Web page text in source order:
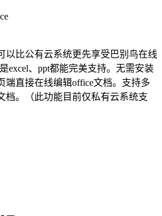
以比公有云系统更先享受巴别鸟在线
excel、ppt都能完美支持。无需安装
端直接在线编辑office文档。支持多
档。（此功能目前仅私有云系统支